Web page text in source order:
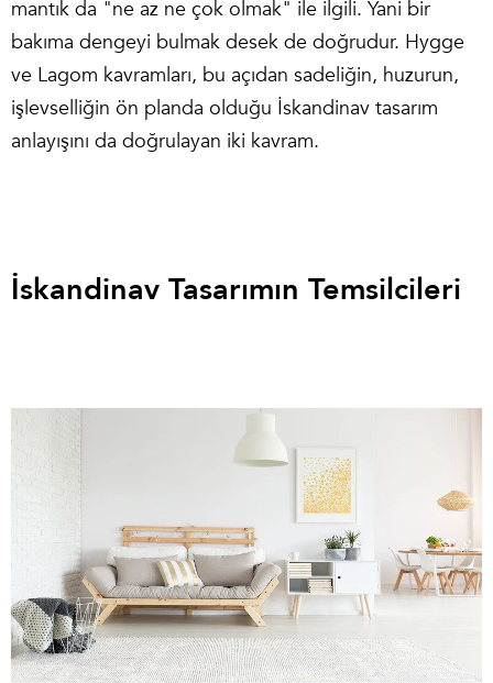
mantık da "ne az ne çok olmak" ile ilgili. Yani bir
bakıma dengeyi bulmak desek de doğrudur. Hygge
ve Lagom kavramları, bu açıdan sadeliğin, huzurun,
işlevselliğin ön planda olduğu İskandinav tasarım
anlayışını da doğrulayan iki kavram.
İskandinav Tasarımın Temsilcileri